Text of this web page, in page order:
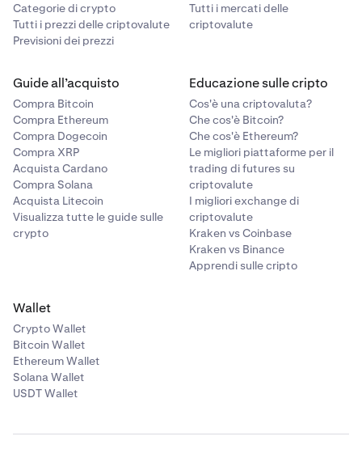
Categorie di crypto
Tutti i prezzi delle criptovalute
Previsioni dei prezzi
Tutti i mercati delle
criptovalute
Guide all’acquisto
Compra Bitcoin
Compra Ethereum
Compra Dogecoin
Compra XRP
Acquista Cardano
Compra Solana
Acquista Litecoin
Visualizza tutte le guide sulle
crypto
Educazione sulle cripto
Cos'è una criptovaluta?
Che cos'è Bitcoin?
Che cos'è Ethereum?
Le migliori piattaforme per il
trading di futures su
criptovalute
I migliori exchange di
criptovalute
Kraken vs Coinbase
Kraken vs Binance
Apprendi sulle cripto
Wallet
Crypto Wallet
Bitcoin Wallet
Ethereum Wallet
Solana Wallet
USDT Wallet